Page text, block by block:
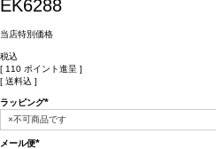
EK6288
当店特別価格
税込
[ 110 ポイント進呈 ]
送料込
ラッピング
(必
メール便